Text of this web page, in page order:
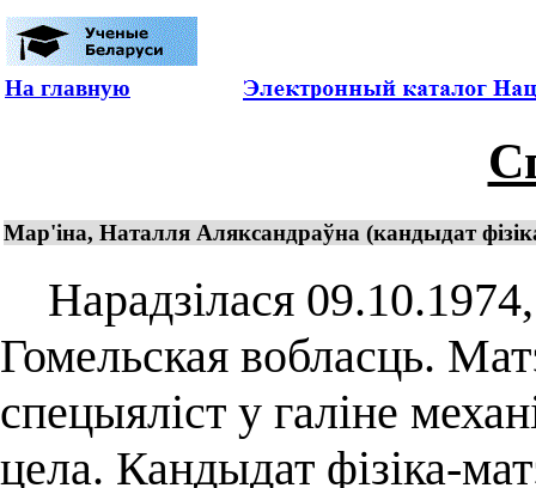
На главную
Мар'іна, Наталля Аляксандраўна (кандыдат
Нарадзілася
Гомельская вобласць.
спецыяліст у галіне
цела. Кандыдат фізіка-